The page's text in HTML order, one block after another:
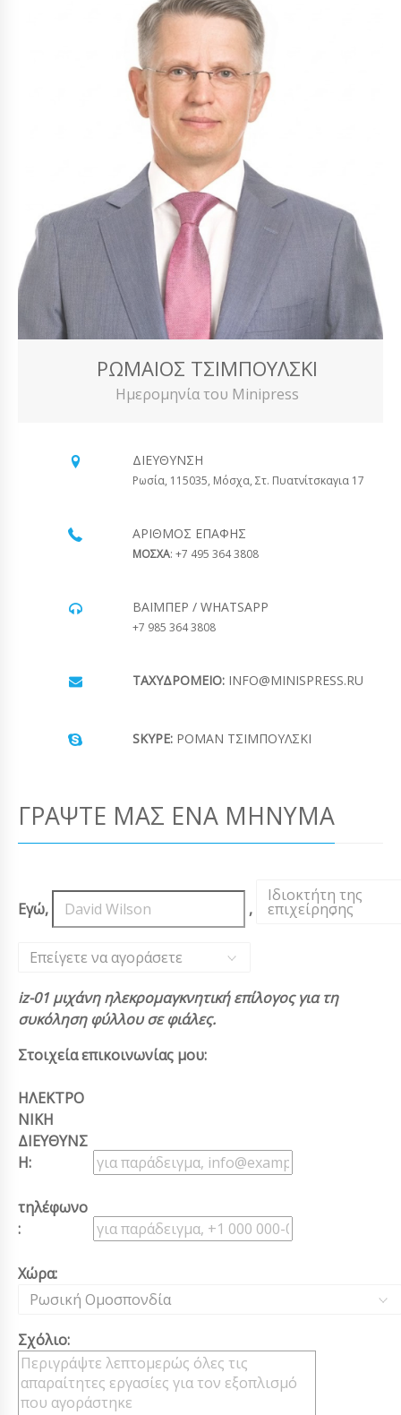
ΡΩΜΑΊΟΣ ΤΣΙΜΠΟΎΛΣΚΙ
Ημερομηνία του Minipress
ΔΙΕΎΘΥΝΣΗ
Ρωσία, 115035, Μόσχα, Στ. Πυατνίτσκαγια 17
ΑΡΙΘΜΌΣ ΕΠΑΦΉΣ
ΜΟΣΧΑ: +7 495 364 3808
ΒΆΙΜΠΕΡ / WHATSAPP
+7 985 364 3808
ΤΑΧΥΔΡΟΜΕΊΟ: INFO@MINISPRESS.RU
SKYPE: ΡΟΜΆΝ ΤΣΙΜΠΟΎΛΣΚΙ
ΓΡΆΨΤΕ ΜΑΣ ΈΝΑ ΜΉΝΥΜΑ
Εγώ, ,
Ιδιοκτήτη της
επιχείρησης
,
Επείγετε να αγοράσετε
iz-01 μιχάνη ηλεκρομαγκνητική επίλογος για τη
συκόληση φύλλου σε φιάλες.
Στοιχεία επικοινωνίας μου:
ΗΛΕΚΤΡΟ
ΝΙΚΗ
ΔΙΕΥΘΥΝΣ
Η:
τηλέφωνο
:
Χώρα:
Ρωσική Ομοσπονδία
Σχόλιο: